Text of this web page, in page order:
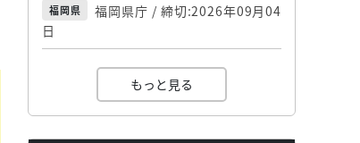
福岡県
福岡県庁 / 締切:2026年09月04
日
もっと見る